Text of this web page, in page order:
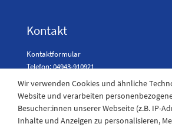
Kontakt
Kontaktformular
Telefon: 04943-910921
Laden Öffnungszeiten
Wir verwenden Cookies und ähnliche
Website und verarbeiten
Besucher:innen unserer Webseite (z.B. IP-
Inhalte und Anzeigen zu personalisieren,